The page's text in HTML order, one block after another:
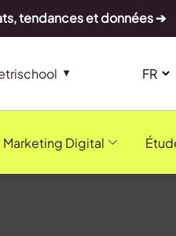
tendances et données ➔
Marketing Digital